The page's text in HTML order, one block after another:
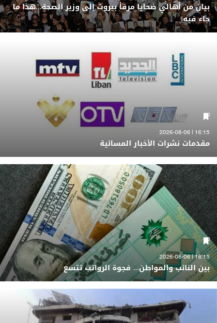
بيان من أهالي ضحايا مرفأ بيروت إلى وزير الصحة...هذا ما
جاء فيه!
16:15 | 2026-08-06
مقدمات نشرات الأخبار المسائية
16:15 | 2026-08-06
بين النائب والمواطن... فجوة الرواتب تتسع